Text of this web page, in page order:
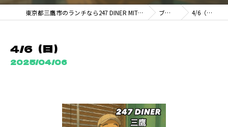
東京都三鷹市のランチなら247 DINER MITAKA ブログ 4/6（日）
4/6（日）
2025/04/06